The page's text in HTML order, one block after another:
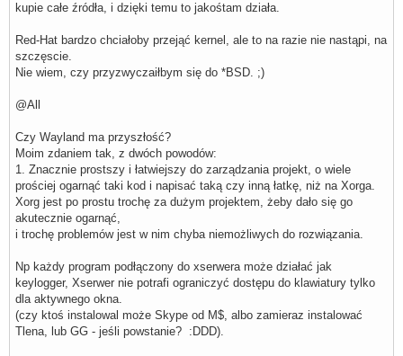
kupie całe źródła, i dzięki temu to jakośtam działa.
Red-Hat bardzo chciałoby przejąć kernel, ale to na razie nie nastąpi, na
szczęscie.
Nie wiem, czy przyzwyczaiłbym się do *BSD. ;)
@All
Czy Wayland ma przyszłość?
Moim zdaniem tak, z dwóch powodów:
1. Znacznie prostszy i łatwiejszy do zarządzania projekt, o wiele
prościej ogarnąć taki kod i napisać taką czy inną łatkę, niż na Xorga.
Xorg jest po prostu trochę za dużym projektem, żeby dało się go
akutecznie ogarnąć,
i trochę problemów jest w nim chyba niemożliwych do rozwiązania.
Np każdy program podłączony do xserwera może działać jak
keylogger, Xserwer nie potrafi ograniczyć dostępu do klawiatury tylko
dla aktywnego okna.
(czy ktoś instalowal może Skype od M$, albo zamieraz instalować
Tlena, lub GG - jeśli powstanie? :DDD).